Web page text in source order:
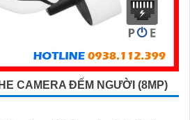
CAMERA ĐẾM NGƯỜI (8MP)